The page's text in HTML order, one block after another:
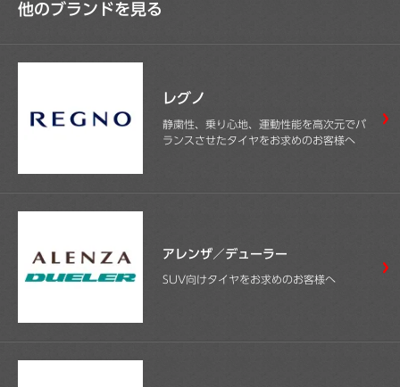
他のブランドを見る
レグノ
静粛性、乗り心地、運動性能を高次元でバ
ランスさせたタイヤをお求めのお客様へ
アレンザ／デューラー
SUV向けタイヤをお求めのお客様へ